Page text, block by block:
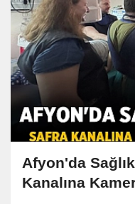
Afyon'da
Kanalına